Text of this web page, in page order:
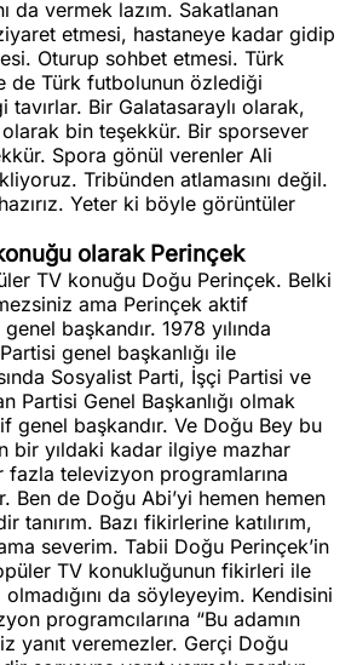
da vermek lazım. Sakatlanan
etmesi, hastaneye kadar gidip
Oturup sohbet etmesi. Türk
de Türk futbolunun özlediği
tavırlar. Bir Galatasaraylı olarak,
bin teşekkür. Bir sporsever
Spora gönül verenler Ali
Tribünden atlamasını değil.
Yeter ki böyle görüntüler
olarak Perinçek
TV konuğu Doğu Perinçek. Belki
ama Perinçek aktif
başkandır. 1978 yılında
genel başkanlığı ile
Sosyalist Parti, İşçi Partisi ve
Partisi Genel Başkanlığı olmak
genel başkandır. Ve Doğu Bey bu
bir yıldaki kadar ilgiye mazhar
fazla televizyon programlarına
Ben de Doğu Abi’yi hemen hemen
tanırım. Bazı fikirlerine katılırım,
severim. Tabii Doğu Perinçek’in
TV konukluğunun fikirleri ile
olmadığını da söyleyeyim. Kendisini
programcılarına “Bu adamın
yanıt veremezler. Gerçi Doğu